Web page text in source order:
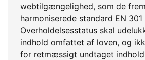
webtilgængelighed, som de
harmoniserede standard EN 301
Overholdelsesstatus skal
indhold omfattet af loven, og
for retmæssigt undtaget